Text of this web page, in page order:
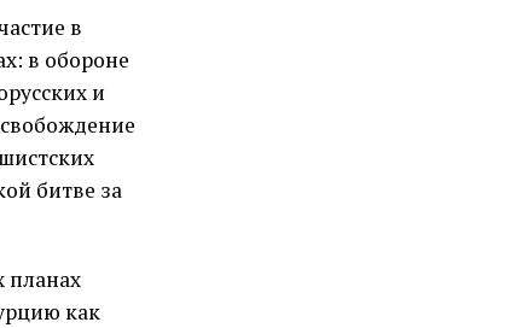
в
в обороне
и
битве за
планах
как